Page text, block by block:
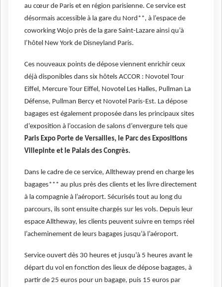
au cœur de Paris et en région parisienne. Ce service est
désormais accessible à la gare du Nord**, à l’espace de
coworking Wojo près de la gare Saint-Lazare ainsi qu’à
l’hôtel New York de Disneyland Paris.
Ces nouveaux points de dépose viennent enrichir ceux
déjà disponibles dans six hôtels ACCOR : Novotel Tour
Eiffel, Mercure Tour Eiffel, Novotel Les Halles, Pullman La
Défense, Pullman Bercy et Novotel Paris-Est. La dépose
bagages est également proposée dans les principaux sites
d’exposition à l’occasion de salons d’envergure tels que
Paris Expo Porte de Versailles, le Parc des Expositions
Villepinte et le Palais des Congrès.
Dans le cadre de ce service, Alltheway prend en charge les
bagages*** au plus près des clients et les livre directement
à la compagnie à l’aéroport. Sécurisés tout au long du
parcours, ils sont ensuite chargés sur les vols. Depuis leur
espace Alltheway, les clients peuvent suivre en temps réel
l’acheminement de leurs bagages jusqu’à l’aéroport.
Service ouvert dès 30 heures et jusqu’à 5 heures avant le
départ du vol en fonction des lieux de dépose bagages, à
partir de 25 euros pour un bagage, puis 15 euros par